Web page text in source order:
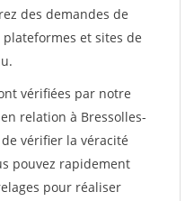
des demandes de
et sites de
vérifiées par notre
relation à Bressolles-
vérifier la véracité
pouvez rapidement
pour réaliser